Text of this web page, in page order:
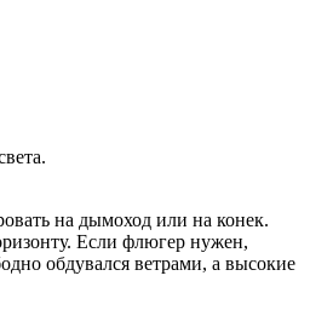
на дымоход или на конек.
Если флюгер нужен,
обдувался ветрами, а высокие